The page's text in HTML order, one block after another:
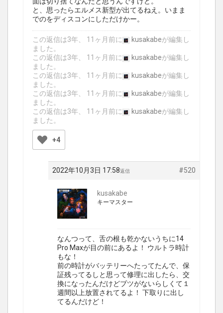
と、思ったらエルメス新型が出てるねえ。いまま
でのをディスコンにしただけかー。
この返信は3年、 11ヶ月前に kusakabeが編集し
ました。
この返信は3年、 11ヶ月前に
kusakabeが編集し
ました。
この返信は3年、 11ヶ月前に
kusakabeが編集し
ました。
この返信は3年、 11ヶ月前に
kusakabeが編集し
ました。
この返信は3年、 11ヶ月前に
kusakabeが編集し
ました。
+4
2022年10月3日 17:58 #520
返信
kusakabe
キーマスター
なんつって、舌の根も乾かないうちに14
Pro Maxが目の前にあるよ！ ウルトラ時計
もな！
前の時計がバッテリーへたってたんで、保
証残ってるしと思って修理に出したら、交
換になったんだけどブツがないらしくて１
週間以上放置されてるよ！ 下取りに出し
てるんだけど！